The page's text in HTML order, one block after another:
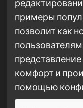
примеры
позволит как
комфорт и
помощью